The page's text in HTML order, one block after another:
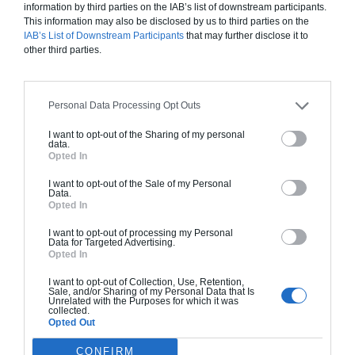
information by third parties on the IAB’s list of downstream participants.
This information may also be disclosed by us to third parties on the
IAB’s List of Downstream Participants that may further disclose it to
other third parties.
Personal Data Processing Opt Outs
I want to opt-out of the Sharing of my personal
data.
Opted In
I want to opt-out of the Sale of my Personal
Data.
Opted In
I want to opt-out of processing my Personal
Data for Targeted Advertising.
Opted In
I want to opt-out of Collection, Use, Retention,
Sale, and/or Sharing of my Personal Data that Is
Unrelated with the Purposes for which it was
collected.
Opted Out
CONFIRM
Construction ossature bois
Chiffrage estimatif pour : Fondations et normes
Finitions haut de gamme. Le prix "clé en main"
inclut le gros oeuvre et le second oeuvre (cuisine,
clôture.
390 000€ TTC
Je la veux !
Chiffrage estimatif pour : Fondations et normes